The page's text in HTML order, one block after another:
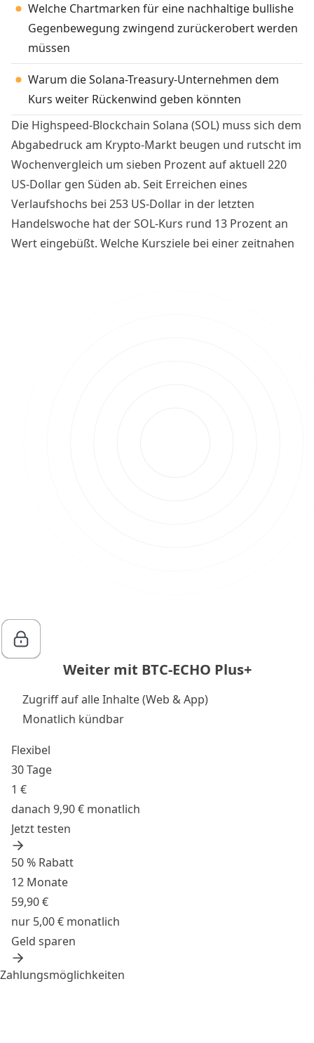
Welche Chartmarken für eine nachhaltige bullishe
Gegenbewegung zwingend zurückerobert werden
müssen
Warum die Solana-Treasury-Unternehmen dem
Kurs weiter Rückenwind geben könnten
Die Highspeed-Blockchain Solana (SOL) muss sich dem
Abgabedruck am Krypto-Markt beugen und rutscht im
Wochenvergleich um sieben Prozent auf aktuell 220
US-Dollar gen Süden ab. Seit Erreichen eines
Verlaufshochs bei 253 US-Dollar in der letzten
Handelswoche hat der SOL-Kurs rund 13 Prozent an
Wert eingebüßt. Welche Kursziele bei einer zeitnahen
Weiter mit BTC-ECHO Plus+
Zugriff auf alle Inhalte (Web & App)
Monatlich kündbar
Flexibel
30 Tage
1 €
danach 9,90 € monatlich
Jetzt testen
50 % Rabatt
12 Monate
59,90 €
nur 5,00 € monatlich
Geld sparen
Zahlungsmöglichkeiten